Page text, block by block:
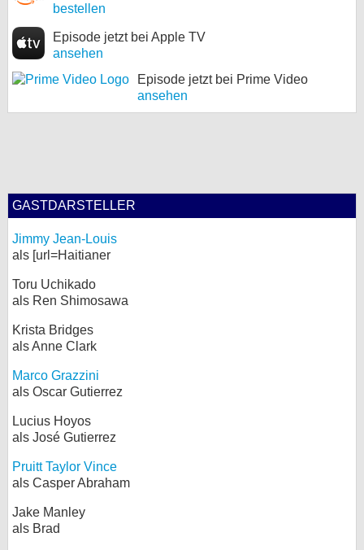
bestellen
Episode jetzt bei Apple TV
ansehen
Episode jetzt bei Prime Video
ansehen
GASTDARSTELLER
Jimmy Jean-Louis
als [url=Haitianer
Toru Uchikado
als Ren Shimosawa
Krista Bridges
als Anne Clark
Marco Grazzini
als Oscar Gutierrez
Lucius Hoyos
als José Gutierrez
Pruitt Taylor Vince
als Casper Abraham
Jake Manley
als Brad